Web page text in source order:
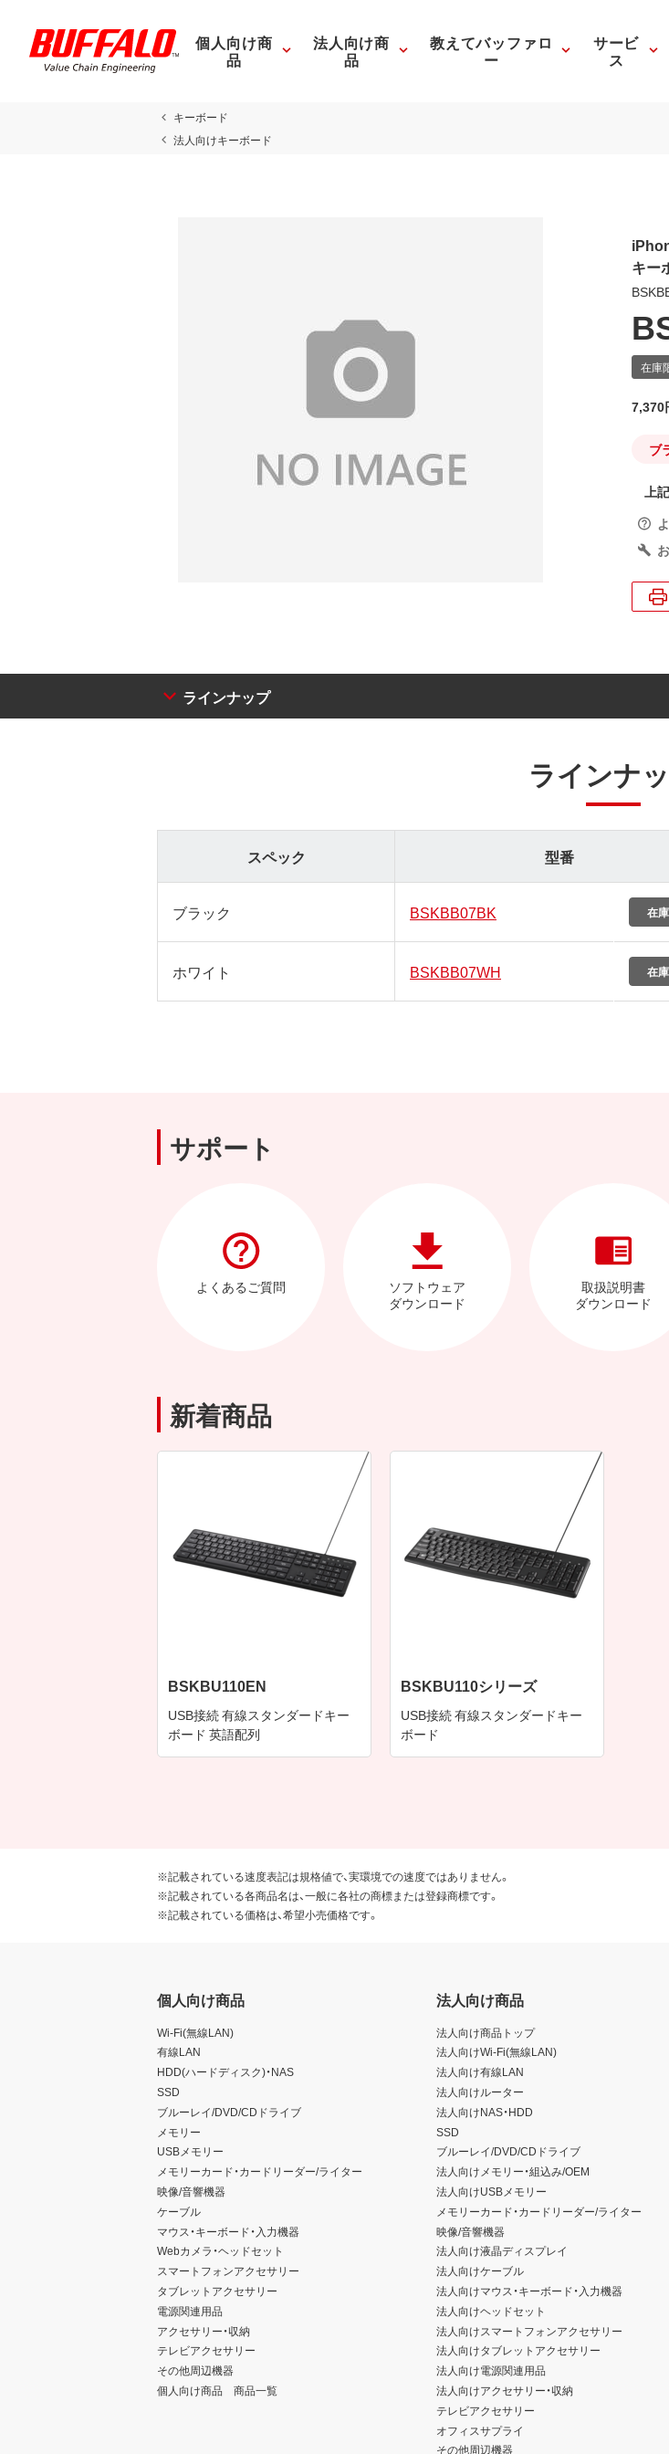
個人向け商
品
法人向け商
品
教えてバッファロ
ー
サービ
ス
キーボード
法人向けキーボード
キー
7,370
ブ
上
ラインナップ
ラインナ
スペック 型番
ブラック BSKBB07BK
ホワイト BSKBB07WH
サポート
よくあるご質問
ソフトウェア
ダウンロード
取扱説明書
ダウンロード
新着商品
BSKBU110EN
USB接続 有線スタンダードキー
ボード 英語配列
BSKBU110シリーズ
USB接続 有線スタンダードキー
ボード
※記載されている速度表記は規格値で、実環境での速度ではありません。
※記載されている各商品名は、一般に各社の商標または登録商標です。
※記載されている価格は、希望小売価格です。
個人向け商品
Wi-Fi(無線LAN)
有線LAN
HDD(ハードディスク)・NAS
SSD
ブルーレイ/DVD/CDドライブ
メモリー
USBメモリー
メモリーカード・カードリーダー/ライター
映像/音響機器
ケーブル
マウス・キーボード・入力機器
Webカメラ・ヘッドセット
スマートフォンアクセサリー
タブレットアクセサリー
電源関連用品
アクセサリー・収納
テレビアクセサリー
その他周辺機器
個人向け商品 商品一覧
法人向け商品
法人向け商品トップ
法人向けWi-Fi(無線LAN)
法人向け有線LAN
法人向けルーター
法人向けNAS・HDD
SSD
ブルーレイ/DVD/CDドライブ
法人向けメモリー・組込み/OEM
法人向けUSBメモリー
メモリーカード・カードリーダー/ライター
映像/音響機器
法人向け液晶ディスプレイ
法人向けケーブル
法人向けマウス・キーボード・入力機器
法人向けヘッドセット
法人向けスマートフォンアクセサリー
法人向けタブレットアクセサリー
法人向け電源関連用品
法人向けアクセサリー・収納
テレビアクセサリー
オフィスサプライ
その他周辺機器